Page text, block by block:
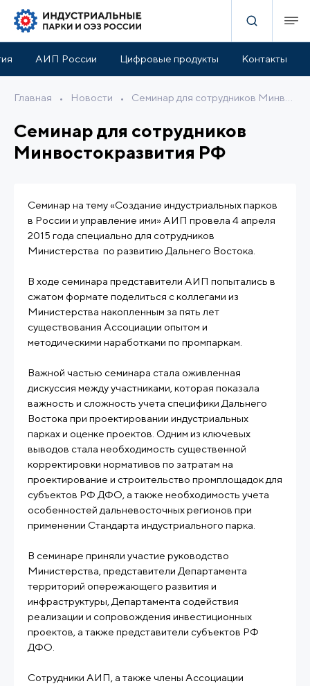
АИП России Цифровые продукты Контакты
Главная • Новости •
Семинар для сотрудников
Минвостокразвития РФ
Семинар на тему «Создание индустриальных парков
в России и управление ими» АИП провела 4 апреля
2015 года специально для сотрудников
Министерства по развитию Дальнего Востока.
В ходе семинара представители АИП попытались в
сжатом формате поделиться с коллегами из
Министерства накопленным за пять лет
существования Ассоциации опытом и
методическими наработками по промпаркам.
Важной частью семинара стала оживленная
дискуссия между участниками, которая показала
важность и сложность учета специфики Дальнего
Востока при проектировании индустриальных
парках и оценке проектов. Одним из ключевых
выводов стала необходимость существенной
корректировки нормативов по затратам на
проектирование и строительство промплощадок для
субъектов РФ ДФО, а также необходимость учета
особенностей дальневосточных регионов при
применении Стандарта индустриального парка.
В семинаре приняли участие руководство
Министерства, представители Департамента
территорий опережающего развития и
инфраструктуры, Департамента содействия
реализации и сопровождения инвестиционных
проектов, а также представители субъектов РФ
ДФО.
Сотрудники АИП, а также члены Ассоциации